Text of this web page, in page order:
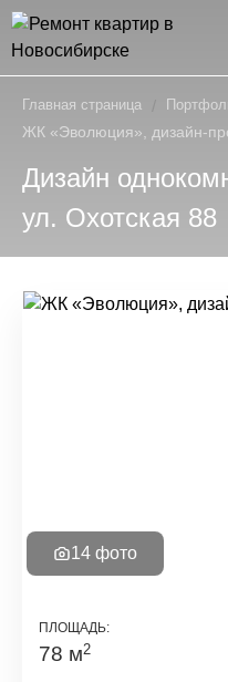
Главная страница
ЖК «Эволюция», дизайн-
Дизайн
ул. Охотская 88
14 фото
ПЛОЩАДЬ:
78 м2